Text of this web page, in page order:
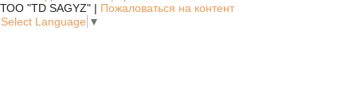
ТОО "TD SAGYZ" | Пожаловаться на контент
Select Language ▼